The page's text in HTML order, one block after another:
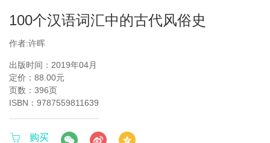
100个汉语词汇中的古代风俗史
作者:许晖
出版时间：2019年04月
定价：88.00元
页数：396页
ISBN：9787559811639
购买